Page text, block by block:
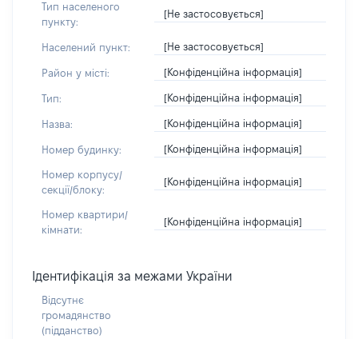
Тип населеного
пункту:
[Не застосовується]
Населений пункт: [Не застосовується]
Район у місті: [Конфіденційна інформація]
Тип: [Конфіденційна інформація]
Назва: [Конфіденційна інформація]
Номер будинку: [Конфіденційна інформація]
Номер корпусу/
секції/блоку:
[Конфіденційна інформація]
Номер квартири/
кімнати:
[Конфіденційна інформація]
Ідентифікація за межами України
Відсутнє
громадянство
(підданство)